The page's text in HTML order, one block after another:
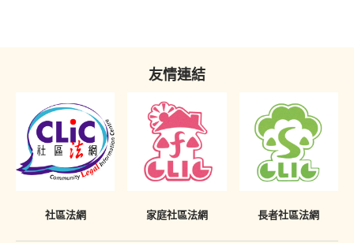
友情連結
社區法網 家庭社區法網 長者社區法網